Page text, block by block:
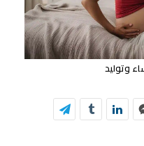
وتوليد